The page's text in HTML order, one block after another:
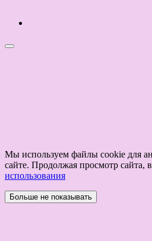
Мы используем файлы cookie для
сайте. Продолжая просмотр сайта,
использования
Больше не показывать